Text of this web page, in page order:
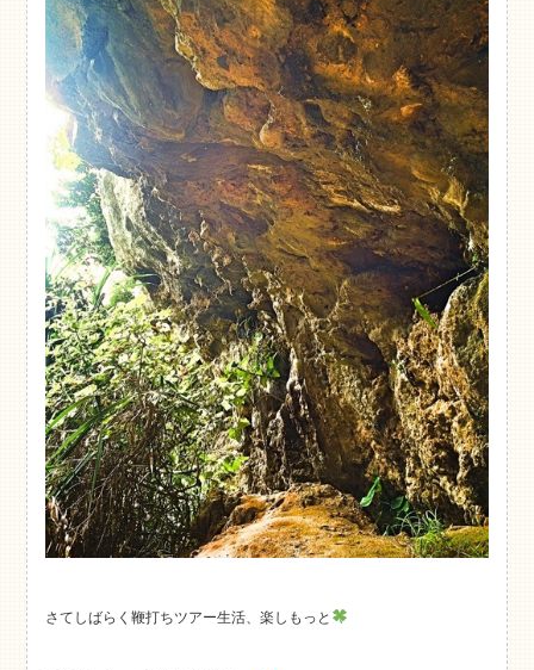
さてしばらく鞭打ちツアー生活、楽しもっと